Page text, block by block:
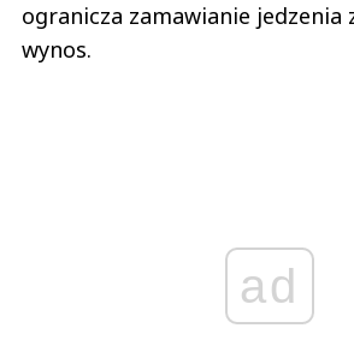
ogranicza zamawianie jedzenia
wynos.
ad